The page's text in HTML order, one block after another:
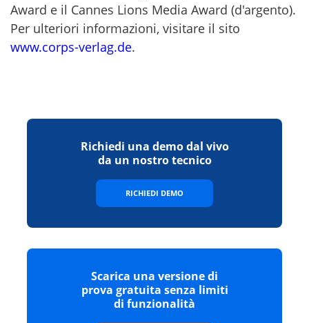
Award e il Cannes Lions Media Award (d'argento).
Per ulteriori informazioni, visitare il sito
www.corps-verlag.de.
Richiedi una demo dal vivo
da un nostro tecnico
RICHIEDI DEMO
Scarica una versione di
prova gratuita senza limiti
di funzionalità